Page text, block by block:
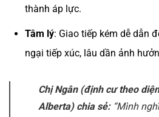
thành áp lực.
Tâm lý: Giao tiếp kém dễ dẫn
ngại tiếp xúc, lâu dần ảnh
Chị Ngân (định cư theo
Alberta) chia sẻ:“Mình